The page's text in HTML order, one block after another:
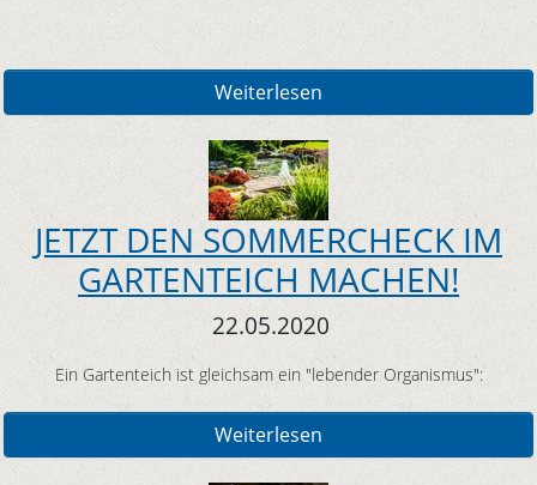
Weiterlesen
JETZT DEN SOMMERCHECK IM
GARTENTEICH MACHEN!
22.05.2020
Ein Gartenteich ist gleichsam ein "lebender Organismus":
Weiterlesen